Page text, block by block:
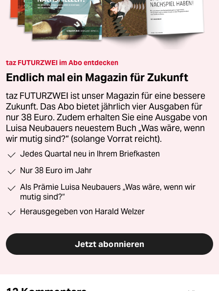
taz FUTURZWEI im Abo entdecken
Endlich mal ein Magazin für Zukunft
taz FUTURZWEI ist unser Magazin für eine bessere
Zukunft. Das Abo bietet jährlich vier Ausgaben für
nur 38 Euro. Zudem erhalten Sie eine Ausgabe von
Luisa Neubauers neuestem Buch „Was wäre, wenn
wir mutig sind?“ (solange Vorrat reicht).
Jedes Quartal neu in Ihrem Briefkasten
Nur 38 Euro im Jahr
Als Prämie Luisa Neubauers „Was wäre, wenn wir
mutig sind?“
Herausgegeben von Harald Welzer
Jetzt abonnieren